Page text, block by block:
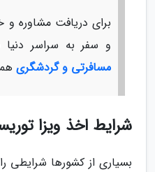
برای دریافت
و سفر به سراسر
مسافرتی و گردشگری
شرایط اخذ ویزا
بسیاری از کشورها شرایطی